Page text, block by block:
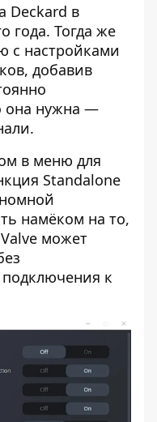
Deckard в
года. Тогда же
с настройками
добавив
она нужна —
в меню для
Standalone
намёком на то,
может
к